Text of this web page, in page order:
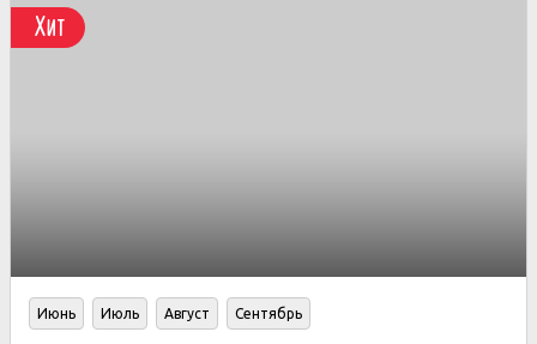
Хит
Июнь Июль Август Сентябрь